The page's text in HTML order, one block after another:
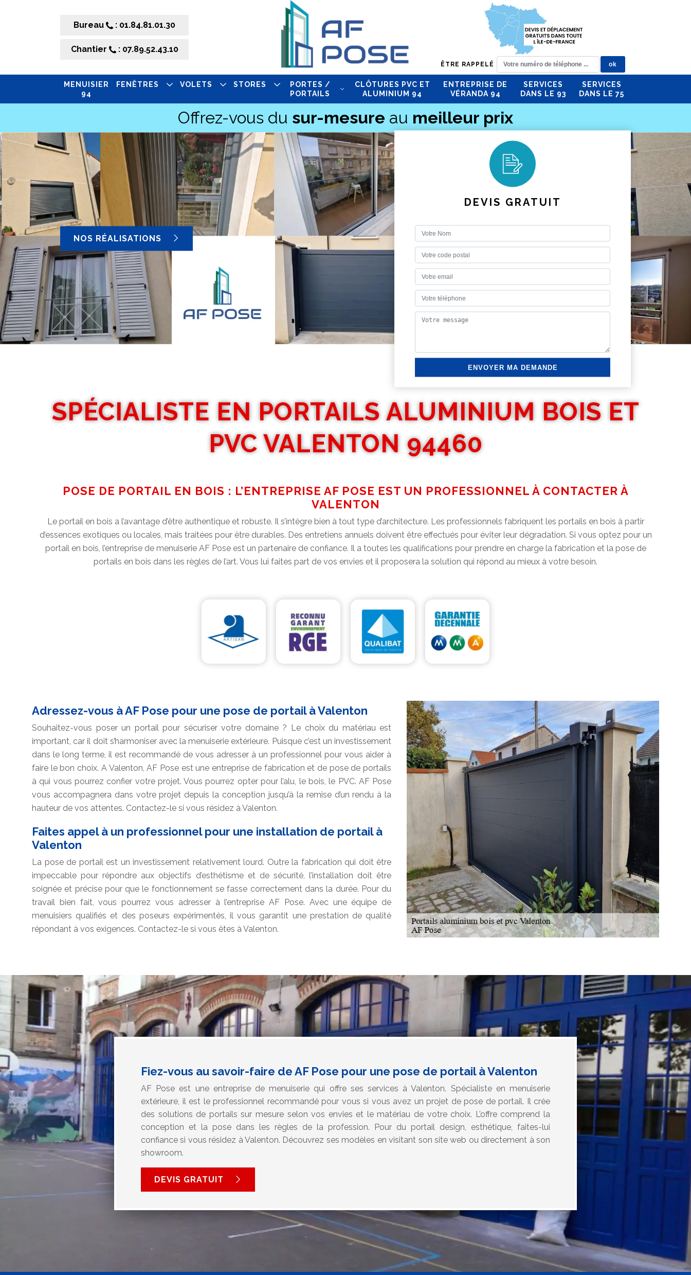
Bureau : 01.84.81.01.30
Chantier : 07.89.52.43.10
ÊTRE RAPPELÉ
MENUISIER
94
FENÊTRES VOLETS STORES
PORTES /
PORTAILS
CLÔTURES PVC ET
ALUMINIUM 94
ENTREPRISE DE
VÉRANDA 94
SERVICES
DANS LE 93
SERVICES
DANS LE 75
Offrez-vous du sur-mesure au meilleur prix
NOS RÉALISATIONS
DEVIS GRATUIT
SPÉCIALISTE EN PORTAILS ALUMINIUM BOIS ET
PVC VALENTON 94460
POSE DE PORTAIL EN BOIS : L’ENTREPRISE AF POSE EST UN PROFESSIONNEL À CONTACTER À
VALENTON
Le portail en bois a l’avantage d’être authentique et robuste. Il s’intègre bien à tout type d’architecture. Les professionnels fabriquent les portails en bois à partir
d’essences exotiques ou locales, mais traitées pour être durables. Des entretiens annuels doivent être effectués pour éviter leur dégradation. Si vous optez pour un
portail en bois, l’entreprise de menuiserie AF Pose est un partenaire de confiance. Il a toutes les qualifications pour prendre en charge la fabrication et la pose de
portails en bois dans les règles de l’art. Vous lui faites part de vos envies et il proposera la solution qui répond au mieux à votre besoin.
Adressez-vous à AF Pose pour une pose de portail à Valenton
Souhaitez-vous poser un portail pour sécuriser votre domaine ? Le choix du matériau est
important, car il doit s’harmoniser avec la menuiserie extérieure. Puisque c’est un investissement
dans le long terme, il est recommandé de vous adresser à un professionnel pour vous aider à
faire le bon choix. A Valenton, AF Pose est une entreprise de fabrication et de pose de portails
à qui vous pourrez confier votre projet. Vous pourrez opter pour l’alu, le bois, le PVC. AF Pose
vous accompagnera dans votre projet depuis la conception jusqu’à la remise d’un rendu à la
hauteur de vos attentes. Contactez-le si vous résidez à Valenton.
Faites appel à un professionnel pour une installation de portail à
Valenton
La pose de portail est un investissement relativement lourd. Outre la fabrication qui doit être
impeccable pour répondre aux objectifs d’esthétisme et de sécurité, l’installation doit être
soignée et précise pour que le fonctionnement se fasse correctement dans la durée. Pour du
travail bien fait, vous pourrez vous adresser à l’entreprise AF Pose. Avec une équipe de
menuisiers qualifiés et des poseurs expérimentés, il vous garantit une prestation de qualité
répondant à vos exigences. Contactez-le si vous êtes à Valenton.
Fiez-vous au savoir-faire de AF Pose pour une pose de portail à Valenton
AF Pose est une entreprise de menuiserie qui offre ses services à Valenton. Spécialiste en menuiserie
extérieure, il est le professionnel recommandé pour vous si vous avez un projet de pose de portail. Il crée
des solutions de portails sur mesure selon vos envies et le matériau de votre choix. L’offre comprend la
conception et la pose dans les règles de la profession. Pour du portail design, esthétique, faites-lui
confiance si vous résidez à Valenton. Découvrez ses modèles en visitant son site web ou directement à son
showroom.
DEVIS GRATUIT